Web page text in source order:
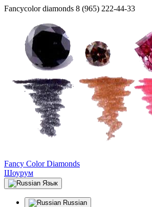
Fancycolor diamonds 8 (965) 222-44-33
Fancy Color Diamonds
Шоурум
Язык
Russian